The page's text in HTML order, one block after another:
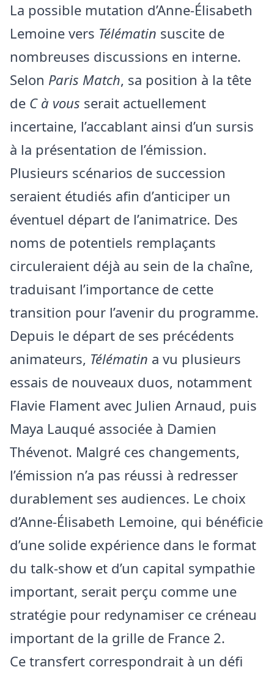
La possible mutation d’Anne-Élisabeth
Lemoine vers Télématin suscite de
nombreuses discussions en interne.
Selon Paris Match, sa position à la tête
de C à vous serait actuellement
incertaine, l’accablant ainsi d’un sursis
à la présentation de l’émission.
Plusieurs scénarios de succession
seraient étudiés afin d’anticiper un
éventuel départ de l’animatrice. Des
noms de potentiels remplaçants
circuleraient déjà au sein de la chaîne,
traduisant l’importance de cette
transition pour l’avenir du programme.
Depuis le départ de ses précédents
animateurs, Télématin a vu plusieurs
essais de nouveaux duos, notamment
Flavie Flament avec Julien Arnaud, puis
Maya Lauqué associée à Damien
Thévenot. Malgré ces changements,
l’émission n’a pas réussi à redresser
durablement ses audiences. Le choix
d’Anne-Élisabeth Lemoine, qui bénéficie
d’une solide expérience dans le format
du talk-show et d’un capital sympathie
important, serait perçu comme une
stratégie pour redynamiser ce créneau
important de la grille de France 2.
Ce transfert correspondrait à un défi